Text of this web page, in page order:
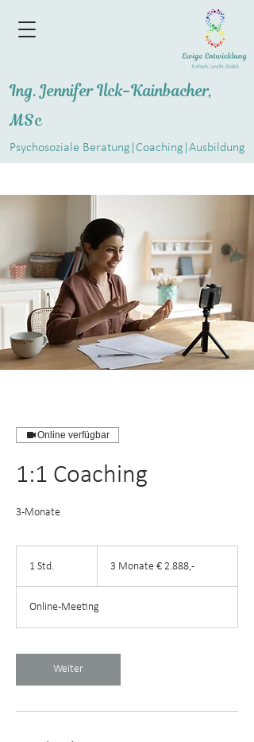
Ing. Jennifer Ilck-Kainbacher,
MSc
Psychosoziale Beratung|Coaching|Ausbildung
Online verfügbar
1:1 Coaching
3-Monate
1 Std.
d
3 Monate € 2.888,-
Online-Meeting
Weiter